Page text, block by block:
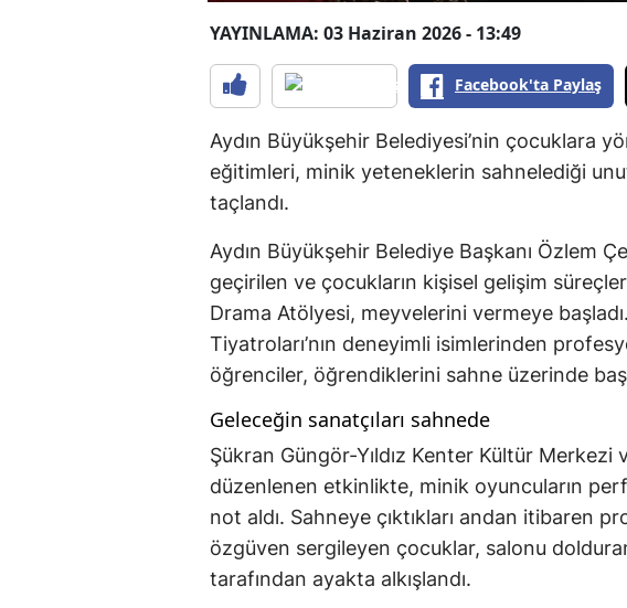
YAYINLAMA: 03 Haziran 2026 - 13:49
Facebook'ta Paylaş
Aydın Büyükşehir Belediyesi’nin çocuklara
eğitimleri, minik yeteneklerin sahnelediği
taçlandı.
Aydın Büyükşehir Belediye Başkanı Özlem
geçirilen ve çocukların kişisel gelişim
Drama Atölyesi, meyvelerini vermeye
Tiyatroları’nın deneyimli isimlerinden
öğrenciler, öğrendiklerini sahne üzerinde
Geleceğin sanatçıları sahnede
Şükran Güngör-Yıldız Kenter Kültür Merkezi
düzenlenen etkinlikte, minik oyuncuların
not aldı. Sahneye çıktıkları andan itibaren
özgüven sergileyen çocuklar, salonu
tarafından ayakta alkışlandı.